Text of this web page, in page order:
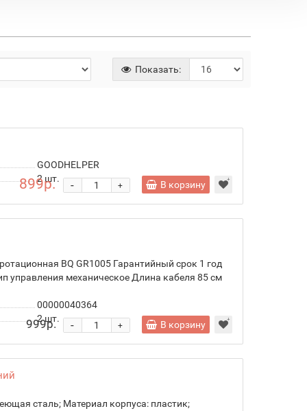
Показать:
GOODHELPER
2шт.
899р. +
- В корзину
BQ GR1005 Гарантийный срок 1 год
управления механическое Длина кабеля 85 см
00000040364
2шт.
999р. +
- В корзину
сталь; Материал корпуса: пластик;